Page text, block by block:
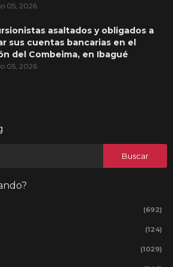
05, 2026
asaltados y obligados a
sus cuentas bancarias en el
del Combeima, en Ibagué
05, 2026
(692)
(124)
(1029)